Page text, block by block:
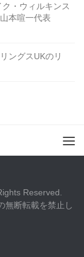
・ウィルキンス
本喧一代表
ングスUKのリ
Reserved.
無断転載を禁止し